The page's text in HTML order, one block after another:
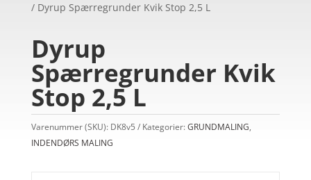
/ Dyrup Spærregrunder Kvik Stop 2,5 L
Dyrup
Spærregrunder Kvik
Stop 2,5 L
Varenummer (SKU): DK8v5 Kategorier:GRUNDMALING,
INDENDØRS MALING